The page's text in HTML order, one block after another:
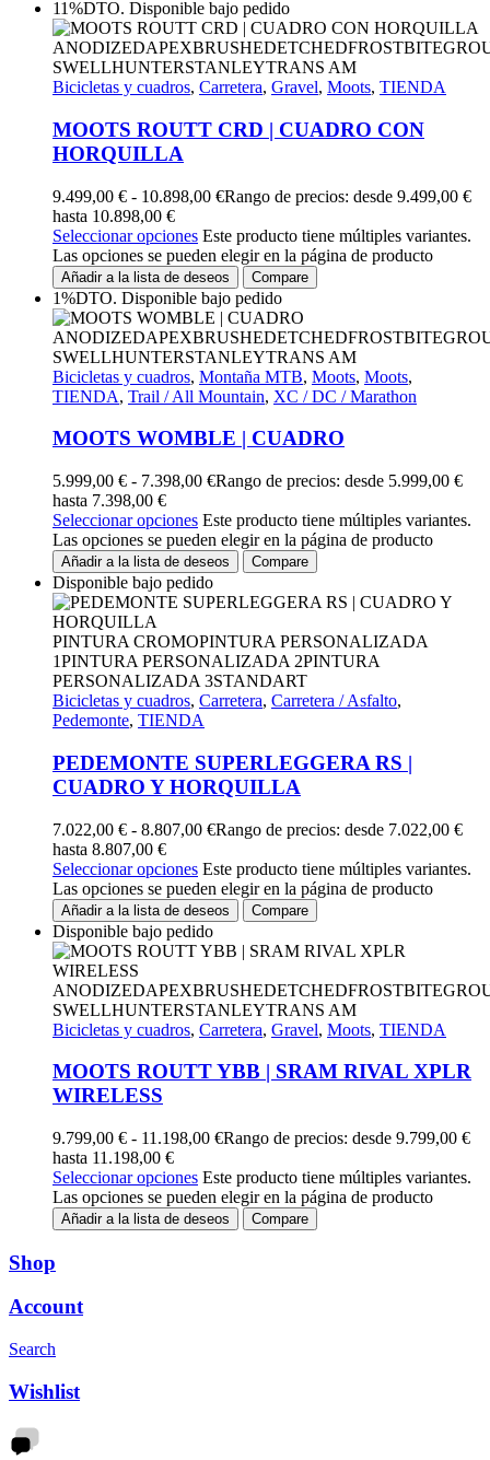
11%DTO. Disponible bajo pedido
ANODIZEDAPEXBRUSHEDETCHEDFROSTBITE
SWELLHUNTERSTANLEYTRANS AM
Bicicletas y cuadros, Carretera, Gravel, Moots, TIENDA
MOOTS ROUTT CRD | CUADRO CON
HORQUILLA
9.499,00 € - 10.898,00 €Rango de precios: desde 9.499,00 €
hasta 10.898,00 €
Seleccionar opciones Este producto tiene múltiples variantes.
Las opciones se pueden elegir en la página de producto
Añadir a la lista de deseos Compare
1%DTO. Disponible bajo pedido
ANODIZEDAPEXBRUSHEDETCHEDFROSTBITE
SWELLHUNTERSTANLEYTRANS AM
Bicicletas y cuadros, Montaña MTB, Moots, Moots,
TIENDA, Trail / All Mountain, XC / DC / Marathon
MOOTS WOMBLE | CUADRO
5.999,00 € - 7.398,00 €Rango de precios: desde 5.999,00 €
hasta 7.398,00 €
Seleccionar opciones Este producto tiene múltiples variantes.
Las opciones se pueden elegir en la página de producto
Añadir a la lista de deseos Compare
Disponible bajo pedido
PINTURA CROMOPINTURA PERSONALIZADA
1PINTURA PERSONALIZADA 2PINTURA
PERSONALIZADA 3STANDART
Bicicletas y cuadros, Carretera, Carretera / Asfalto,
Pedemonte, TIENDA
PEDEMONTE SUPERLEGGERA RS |
CUADRO Y HORQUILLA
7.022,00 € - 8.807,00 €Rango de precios: desde 7.022,00 €
hasta 8.807,00 €
Seleccionar opciones Este producto tiene múltiples variantes.
Las opciones se pueden elegir en la página de producto
Añadir a la lista de deseos Compare
Disponible bajo pedido
ANODIZEDAPEXBRUSHEDETCHEDFROSTBITE
SWELLHUNTERSTANLEYTRANS AM
Bicicletas y cuadros, Carretera, Gravel, Moots, TIENDA
MOOTS ROUTT YBB | SRAM RIVAL XPLR
WIRELESS
9.799,00 € - 11.198,00 €Rango de precios: desde 9.799,00 €
hasta 11.198,00 €
Seleccionar opciones Este producto tiene múltiples variantes.
Las opciones se pueden elegir en la página de producto
Añadir a la lista de deseos Compare
Shop
Account
Search
Wishlist